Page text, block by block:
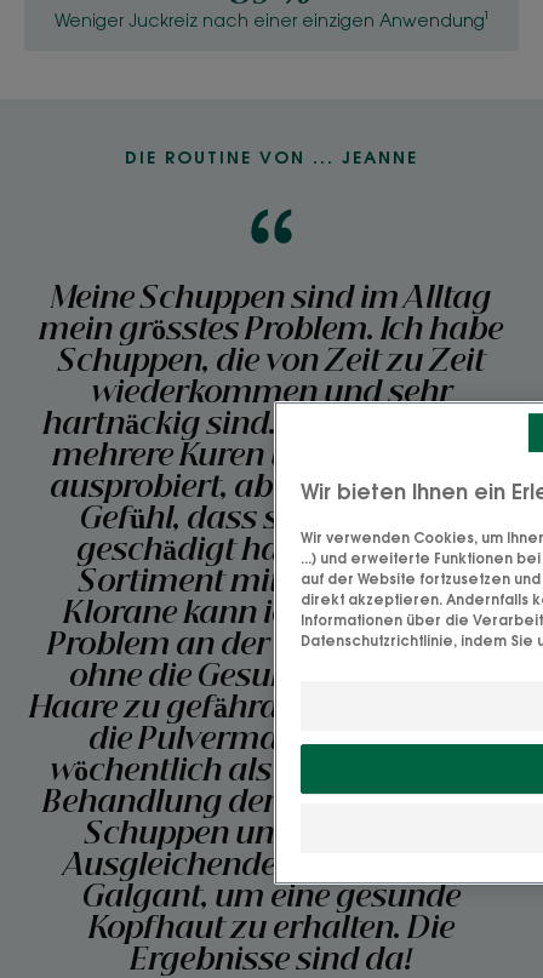
Weniger Juckreiz nach einer einzigen Anwendung¹
DIE ROUTINE VON ... JEANNE
Meine Schuppen sind im Alltag
mein grösstes Problem. Ich habe
Schuppen, die von Zeit zu Zeit
wiederkommen und sehr
hartnäckig sind. Ich habe schon
mehrere Kuren und Shampoos
ausprobiert, aber ich habe das
Gefühl, dass sie mein Haar
geschädigt haben. Mit dem
Sortiment mit Galgant von
Klorane kann ich endlich das
Problem an der Wurzel packen,
ohne die Gesundheit meiner
Haare zu gefährden. Ich verwende
die Pulvermaske zweimal
wöchentlich als Ergänzung zur
Behandlung der hartnäckigsten
Schuppen und täglich das
Ausgleichende Shampoo mit
Galgant, um eine gesunde
Kopfhaut zu erhalten. Die
Ergebnisse sind da!
Wir bieten Ihnen ein
Wir verwenden Cookies, um
...) und erweiterte Funktionen
auf der Website fortzusetzen
direkt akzeptieren. Andernfalls
Informationen über die
Datenschutzrichtlinie, indem Sie